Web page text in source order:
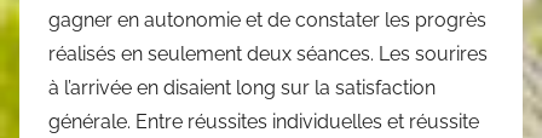
gagner en autonomie et de constater les progrès
réalisés en seulement deux séances. Les sourires
à l’arrivée en disaient long sur la satisfaction
générale. Entre réussites individuelles et réussite